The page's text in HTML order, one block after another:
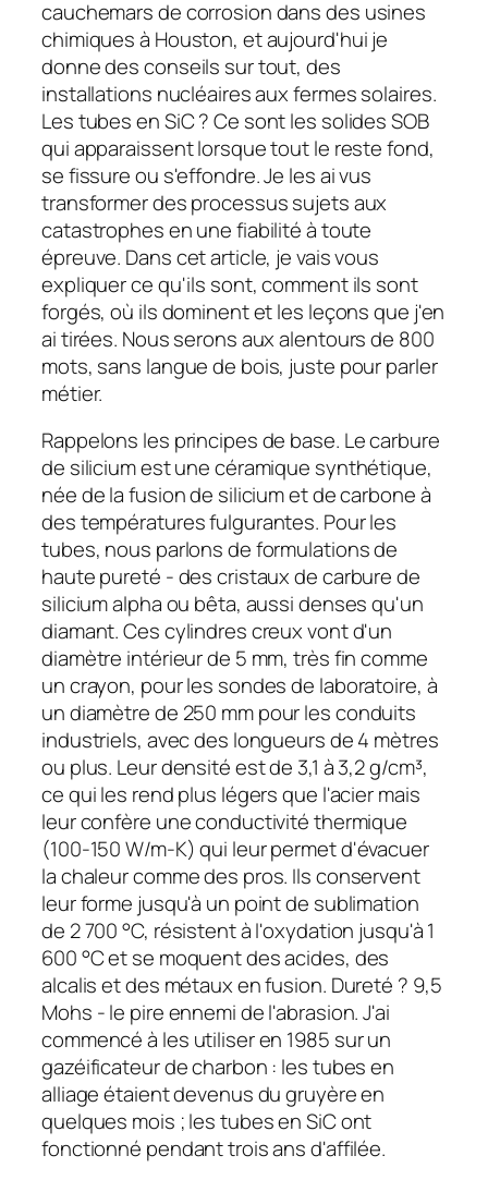
cauchemars de corrosion dans des usines
chimiques à Houston, et aujourd'hui je
donne des conseils sur tout, des
installations nucléaires aux fermes solaires.
Les tubes en SiC ? Ce sont les solides SOB
qui apparaissent lorsque tout le reste fond,
se fissure ou s'effondre. Je les ai vus
transformer des processus sujets aux
catastrophes en une fiabilité à toute
épreuve. Dans cet article, je vais vous
expliquer ce qu'ils sont, comment ils sont
forgés, où ils dominent et les leçons que j'en
ai tirées. Nous serons aux alentours de 800
mots, sans langue de bois, juste pour parler
métier.
Rappelons les principes de base. Le carbure
de silicium est une céramique synthétique,
née de la fusion de silicium et de carbone à
des températures fulgurantes. Pour les
tubes, nous parlons de formulations de
haute pureté - des cristaux de carbure de
silicium alpha ou bêta, aussi denses qu'un
diamant. Ces cylindres creux vont d'un
diamètre intérieur de 5 mm, très fin comme
un crayon, pour les sondes de laboratoire, à
un diamètre de 250 mm pour les conduits
industriels, avec des longueurs de 4 mètres
ou plus. Leur densité est de 3,1 à 3,2 g/cm³,
ce qui les rend plus légers que l'acier mais
leur confère une conductivité thermique
(100-150 W/m-K) qui leur permet d'évacuer
la chaleur comme des pros. Ils conservent
leur forme jusqu'à un point de sublimation
de 2 700 °C, résistent à l'oxydation jusqu'à 1
600 °C et se moquent des acides, des
alcalis et des métaux en fusion. Dureté ? 9,5
Mohs - le pire ennemi de l'abrasion. J'ai
commencé à les utiliser en 1985 sur un
gazéificateur de charbon : les tubes en
alliage étaient devenus du gruyère en
quelques mois ; les tubes en SiC ont
fonctionné pendant trois ans d'affilée.